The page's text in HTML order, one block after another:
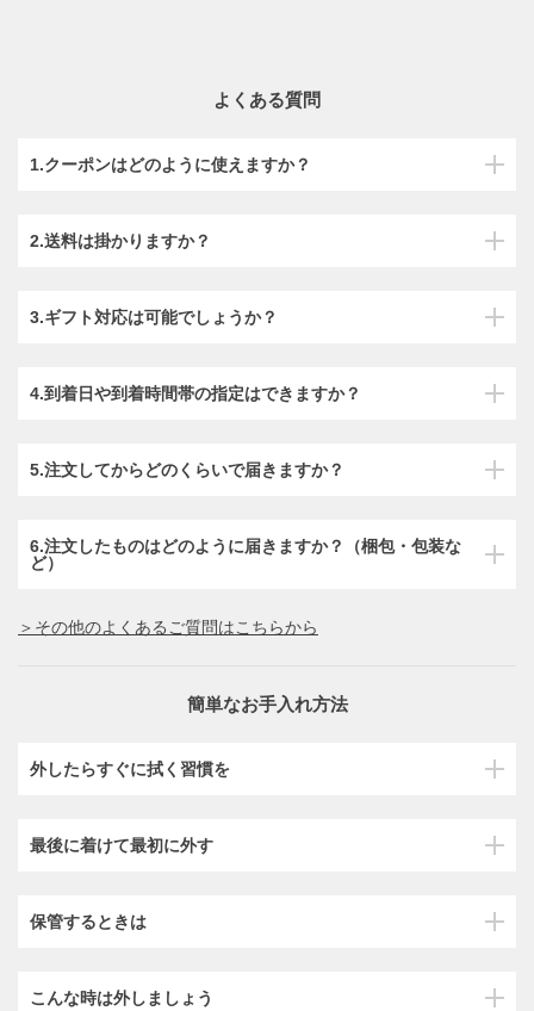
よくある質問
1.クーポンはどのように使えますか？
2.送料は掛かりますか？
3.ギフト対応は可能でしょうか？
4.到着日や到着時間帯の指定はできますか？
5.注文してからどのくらいで届きますか？
6.注文したものはどのように届きますか？（梱包・包装な
ど）
＞その他のよくあるご質問はこちらから
簡単なお手入れ方法
外したらすぐに拭く習慣を
最後に着けて最初に外す
保管するときは
こんな時は外しましょう